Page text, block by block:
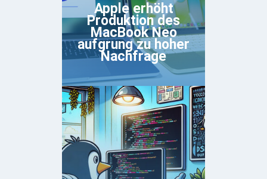
Apple erhöht
Produktion des
MacBook Neo
aufgrung zu hoher
Nachfrage